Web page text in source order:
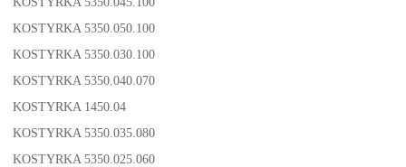
KOSTYRKA 5350.050.100
KOSTYRKA 5350.030.100
KOSTYRKA 5350.040.070
KOSTYRKA 1450.04
KOSTYRKA 5350.035.080
KOSTYRKA 5350.025.060